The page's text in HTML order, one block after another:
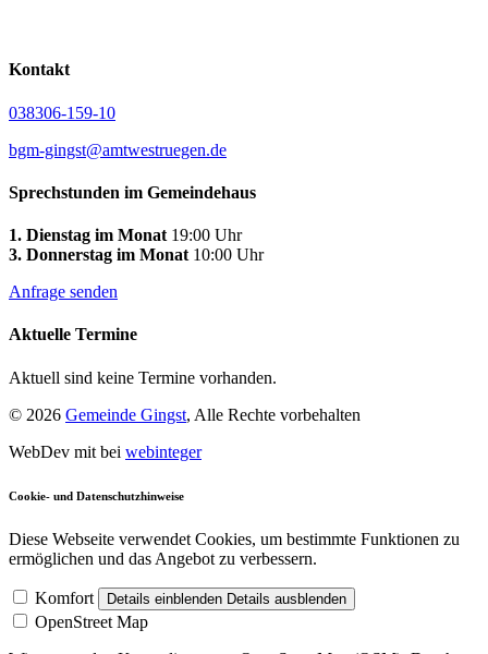
Kontakt
038306-159-10
bgm-gingst@amtwestruegen.de
Sprechstunden im Gemeindehaus
1. Dienstag im Monat 19:00 Uhr
3. Donnerstag im Monat 10:00 Uhr
Anfrage senden
Aktuelle Termine
Aktuell sind keine Termine vorhanden.
© 2026 Gemeinde Gingst, Alle Rechte vorbehalten
WebDev mit bei webinteger
Cookie- und Datenschutzhinweise
Diese Webseite verwendet Cookies, um bestimmte Funktionen zu
ermöglichen und das Angebot zu verbessern.
Komfort Details einblenden Details ausblenden
OpenStreet Map